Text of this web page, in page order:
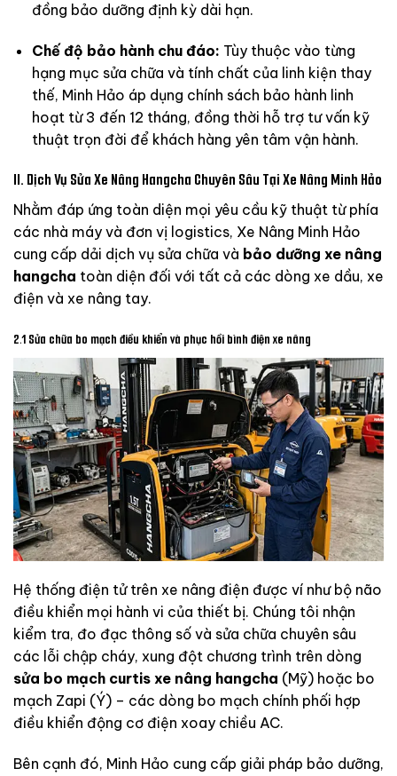
đồng bảo dưỡng định kỳ dài hạn.
Chế độ bảo hành chu đáo: Tùy thuộc vào từng
hạng mục sửa chữa và tính chất của linh kiện thay
thế, Minh Hảo áp dụng chính sách bảo hành linh
hoạt từ 3 đến 12 tháng, đồng thời hỗ trợ tư vấn kỹ
thuật trọn đời để khách hàng yên tâm vận hành.
II. Dịch Vụ Sửa Xe Nâng Hangcha Chuyên Sâu Tại Xe Nâng Minh Hảo
Nhằm đáp ứng toàn diện mọi yêu cầu kỹ thuật từ phía
các nhà máy và đơn vị logistics, Xe Nâng Minh Hảo
cung cấp dải dịch vụ sửa chữa và bảo dưỡng xe nâng
hangcha toàn diện đối với tất cả các dòng xe dầu, xe
điện và xe nâng tay.
2.1 Sửa chữa bo mạch điều khiển và phục hồi bình điện xe nâng
Hệ thống điện tử trên xe nâng điện được ví như bộ não
điều khiển mọi hành vi của thiết bị. Chúng tôi nhận
kiểm tra, đo đạc thông số và sửa chữa chuyên sâu
các lỗi chập cháy, xung đột chương trình trên dòng
sửa bo mạch curtis xe nâng hangcha (Mỹ) hoặc bo
mạch Zapi (Ý) – các dòng bo mạch chính phối hợp
điều khiển động cơ điện xoay chiều AC.
Bên cạnh đó, Minh Hảo cung cấp giải pháp bảo dưỡng,